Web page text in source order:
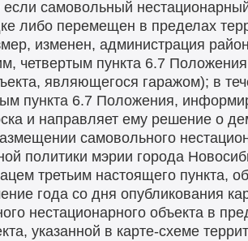
самовольный
либо перемещен в пределах
изменен, администрация
четвертым пункта 6.7
являющегося гаражом); в
пункта 6.7 Положения,
и направляет ему решение о
самовольного
политики мэрии города
третьим настоящего пункта,
года со дня опубликования
нестационарного объекта в
указанной в карте-схеме